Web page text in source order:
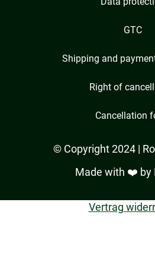
GTC
Shipping and
Right of
Cancellation
© Copyright 2024 |
Made with ❤️ by
Vertrag